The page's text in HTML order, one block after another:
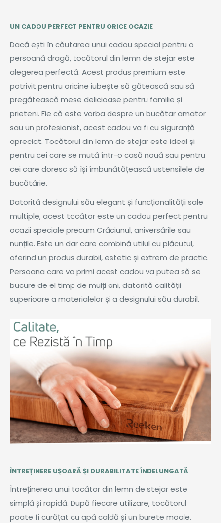
UN CADOU PERFECT PENTRU ORICE OCAZIE
Dacă ești în căutarea unui cadou special pentru o
persoană dragă, tocătorul din lemn de stejar este
alegerea perfectă. Acest produs premium este
potrivit pentru oricine iubește să gătească sau să
pregătească mese delicioase pentru familie și
prieteni. Fie că este vorba despre un bucătar amator
sau un profesionist, acest cadou va fi cu siguranță
apreciat. Tocătorul din lemn de stejar este ideal și
pentru cei care se mută într-o casă nouă sau pentru
cei care doresc să își îmbunătățească ustensilele de
bucătărie.
Datorită designului său elegant și funcționalității sale
multiple, acest tocător este un cadou perfect pentru
ocazii speciale precum Crăciunul, aniversările sau
nunțile. Este un dar care combină utilul cu plăcutul,
oferind un produs durabil, estetic și extrem de practic.
Persoana care va primi acest cadou va putea să se
bucure de el timp de mulți ani, datorită calității
superioare a materialelor și a designului său durabil.
ÎNTREȚINERE UȘOARĂ ȘI DURABILITATE ÎNDELUNGATĂ
Întreținerea unui tocător din lemn de stejar este
simplă și rapidă. După fiecare utilizare, tocătorul
poate fi curățat cu apă caldă și un burete moale.